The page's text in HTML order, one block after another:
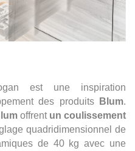
est une inspiration
des produits
Blum.
offrent un coulissement
quadridimensionnel de
de 40 kg avec une